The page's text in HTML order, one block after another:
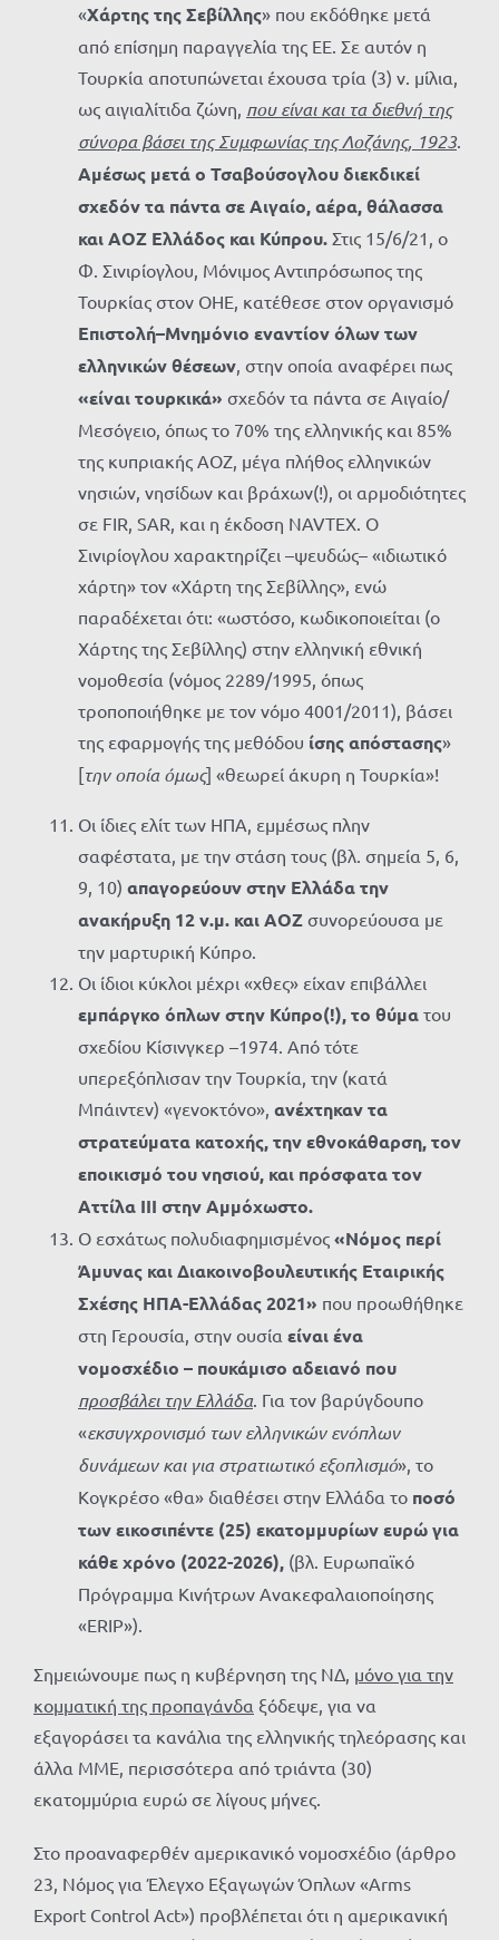
«Χάρτης της Σεβίλλης» που εκδόθηκε μετά
από επίσημη παραγγελία της ΕΕ. Σε αυτόν η
Τουρκία αποτυπώνεται έχουσα τρία (3) ν. μίλια,
ως αιγιαλίτιδα ζώνη, που είναι και τα διεθνή της
σύνορα βάσει της Συμφωνίας της Λοζάνης, 1923.
Αμέσως μετά ο Τσαβούσογλου διεκδικεί
σχεδόν τα πάντα σε Αιγαίο, αέρα, θάλασσα
και ΑΟΖ Ελλάδος και Κύπρου. Στις 15/6/21, ο
Φ. Σινιρίογλου, Μόνιμος Αντιπρόσωπος της
Τουρκίας στον ΟΗΕ, κατέθεσε στον οργανισμό
Επιστολή–Μνημόνιο εναντίον όλων των
ελληνικών θέσεων, στην οποία αναφέρει πως
«είναι τουρκικά» σχεδόν τα πάντα σε Αιγαίο/
Μεσόγειο, όπως το 70% της ελληνικής και 85%
της κυπριακής ΑΟΖ, μέγα πλήθος ελληνικών
νησιών, νησίδων και βράχων(!), οι αρμοδιότητες
σε FIR, SAR, και η έκδοση NAVTEX. Ο
Σινιρίογλου χαρακτηρίζει –ψευδώς– «ιδιωτικό
χάρτη» τον «Χάρτη της Σεβίλλης», ενώ
παραδέχεται ότι: «ωστόσο, κωδικοποιείται (ο
Χάρτης της Σεβίλλης) στην ελληνική εθνική
νομοθεσία (νόμος 2289/1995, όπως
τροποποιήθηκε με τον νόμο 4001/2011), βάσει
της εφαρμογής της μεθόδου ίσης απόστασης»
[την οποία όμως] «θεωρεί άκυρη η Τουρκία»!
Οι ίδιες ελίτ των ΗΠΑ, εμμέσως πλην
σαφέστατα, με την στάση τους (βλ. σημεία 5, 6,
9, 10) απαγορεύουν στην Ελλάδα την
ανακήρυξη 12 ν.μ. και ΑΟΖ συνορεύουσα με
την μαρτυρική Κύπρο.
Οι ίδιοι κύκλοι μέχρι «χθες» είχαν επιβάλλει
εμπάργκο όπλων στην Κύπρο(!),το θύμα του
σχεδίου Κίσινγκερ –1974. Από τότε
υπερεξόπλισαν την Τουρκία, την (κατά
Μπάιντεν) «γενοκτόνο», ανέχτηκαν τα
στρατεύματα κατοχής, την εθνοκάθαρση, τον
εποικισμό του νησιού, και πρόσφατα τον
Αττίλα ΙΙΙ στην Αμμόχωστο.
Ο εσχάτως πολυδιαφημισμένος «Νόμος περί
Άμυνας και Διακοινοβουλευτικής Εταιρικής
Σχέσης ΗΠΑ-Ελλάδας 2021» που προωθήθηκε
στη Γερουσία, στην ουσία είναι ένα
νομοσχέδιο – πουκάμισο αδειανό που
προσβάλει την Ελλάδα. Για τον βαρύγδουπο
«εκσυγχρονισμό των ελληνικών ενόπλων
δυνάμεων και για στρατιωτικό εξοπλισμό», το
Κογκρέσο «θα» διαθέσει στην Ελλάδα το ποσό
των εικοσιπέντε (25) εκατομμυρίων ευρώ για
κάθε χρόνο (2022-2026), (βλ. Ευρωπαϊκό
Πρόγραμμα Κινήτρων Ανακεφαλαιοποίησης
«ERIP»).
Σημειώνουμε πως η κυβέρνηση της ΝΔ, μόνο για την
κομματική της προπαγάνδα ξόδεψε, για να
εξαγοράσει τα κανάλια της ελληνικής τηλεόρασης και
άλλα ΜΜΕ, περισσότερα από τριάντα (30)
εκατομμύρια ευρώ σε λίγους μήνες.
Στο προαναφερθέν αμερικανικό νομοσχέδιο (άρθρο
23, Νόμος για Έλεγχο Εξαγωγών Όπλων «Arms
Export Control Act») προβλέπεται ότι η αμερικανική